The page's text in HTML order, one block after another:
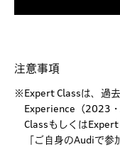
注意事項
※Expert Classは、過
Experience（2023
Classもしくは
「ご自身のAudiで